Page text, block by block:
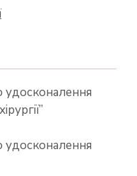
удосконалення
удосконалення